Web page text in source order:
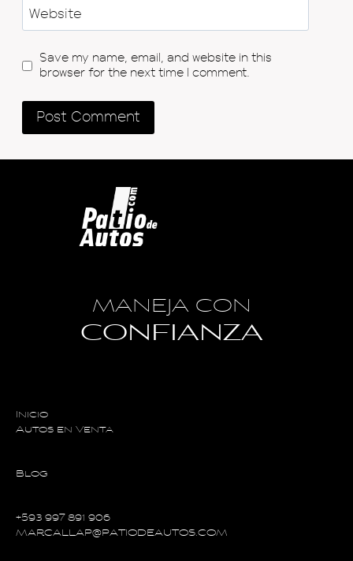
Website
Save my name, email, and website in this
browser for the next time I comment.
MANEJA CON
CONFIANZA
Inicio
Autos en Venta
Blog
+593 997 891 906
MARCALLAP@PATIODEAUTOS.COM